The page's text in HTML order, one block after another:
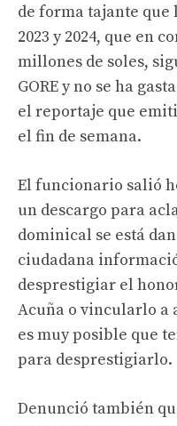
de forma tajante que
2023 y 2024, que en
millones de soles,
GORE y no se ha
el reportaje que
el fin de semana.
El funcionario salió
un descargo para
dominical se está
ciudadana
desprestigiar el
Acuña o vincularlo a
es muy posible que
para desprestigiarlo.
Denunció también